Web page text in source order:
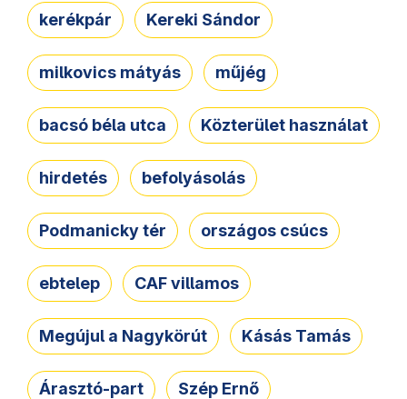
kerékpár Kereki Sándor
milkovics mátyás műjég
bacsó béla utca Közterület használat
hirdetés befolyásolás
Podmanicky tér országos csúcs
ebtelep CAF villamos
Megújul a Nagykörút Kásás Tamás
Árasztó-part Szép Ernő